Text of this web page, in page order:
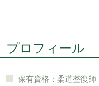
プロフィール
保有資格：柔道整復師